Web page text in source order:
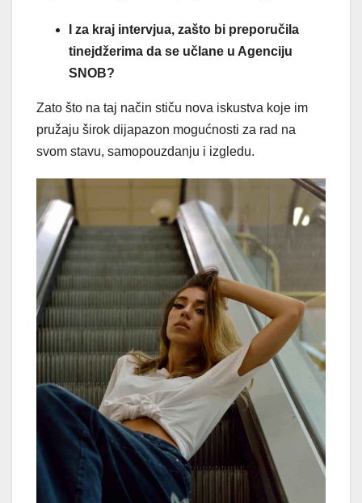
I za kraj intervjua, zašto bi preporučila
tinejdžerima da se učlane u Agenciju
SNOB?
Zato što na taj način stiču nova iskustva koje im
pružaju širok dijapazon mogućnosti za rad na
svom stavu, samopouzdanju i izgledu.